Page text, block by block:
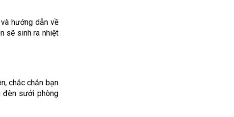
hướng dẫn về
sẽ sinh ra nhiệt
chắc chắn bạn
đèn sưởi phòng